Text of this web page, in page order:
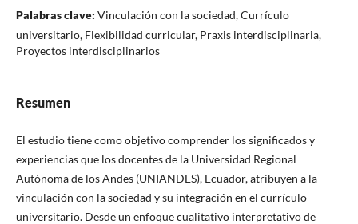
Palabras clave: Vinculación con la sociedad, Currículo
universitario, Flexibilidad curricular, Praxis interdisciplinaria,
Proyectos interdisciplinarios
Resumen
El estudio tiene como objetivo comprender los significados y
experiencias que los docentes de la Universidad Regional
Autónoma de los Andes (UNIANDES), Ecuador, atribuyen a la
vinculación con la sociedad y su integración en el currículo
universitario. Desde un enfoque cualitativo interpretativo de